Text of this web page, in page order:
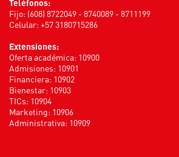
Teléfonos:
Fijo: (608) 8722049 - 8740089 - 8711199
Celular: +57 3180715286
Extensiones:
Oferta académica: 10900
Admisiones: 10901
Financiera: 10902
Bienestar: 10903
TICs: 10904
Marketing: 10906
Administrativa: 10909